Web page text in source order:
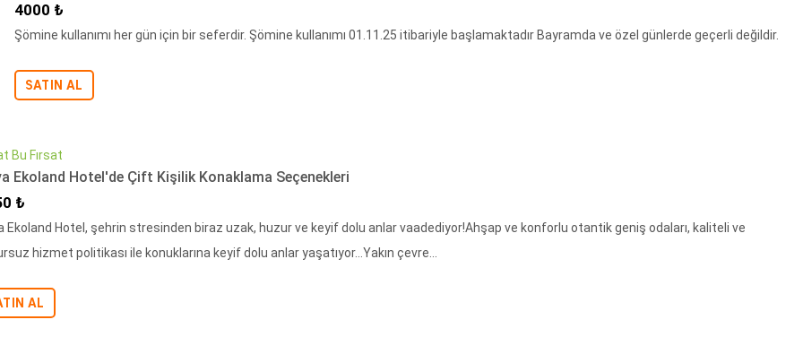
İndirimli Fiyat
4000 ₺
Şömine kullanımı her gün için bir seferdir. Şömine kullanımı 01.11.25 itibariyle başlamaktadır Bayramda ve özel günlerde geçerli değildir.
SATIN AL
Bu Fırsat
Ekoland Hotel'de Çift Kişilik Konaklama Seçenekleri
Fiyat
₺
Ekoland Hotel, şehrin stresinden biraz uzak, huzur ve keyif dolu anlar vaadediyor!Ahşap ve konforlu otantik geniş odaları, kaliteli ve
hizmet politikası ile konuklarına keyif dolu anlar yaşatıyor…Yakın çevre...
AL